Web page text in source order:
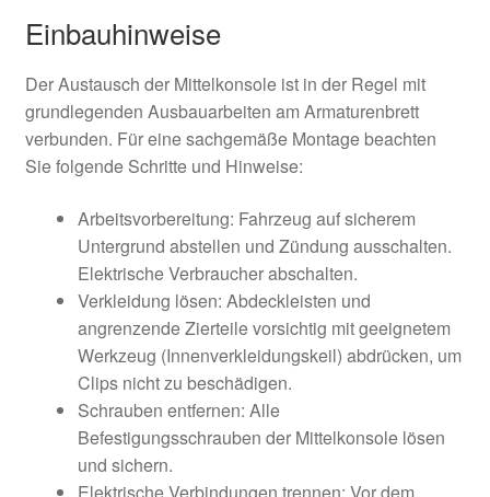
Einbauhinweise
Der Austausch der Mittelkonsole ist in der Regel mit
grundlegenden Ausbauarbeiten am Armaturenbrett
verbunden. Für eine sachgemäße Montage beachten
Sie folgende Schritte und Hinweise:
Arbeitsvorbereitung: Fahrzeug auf sicherem
Untergrund abstellen und Zündung ausschalten.
Elektrische Verbraucher abschalten.
Verkleidung lösen: Abdeckleisten und
angrenzende Zierteile vorsichtig mit geeignetem
Werkzeug (Innenverkleidungskeil) abdrücken, um
Clips nicht zu beschädigen.
Schrauben entfernen: Alle
Befestigungsschrauben der Mittelkonsole lösen
und sichern.